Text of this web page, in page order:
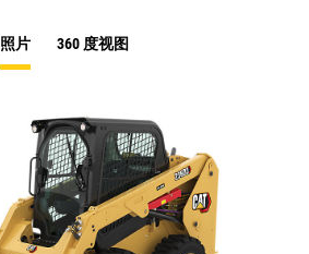
照片 360 度视图